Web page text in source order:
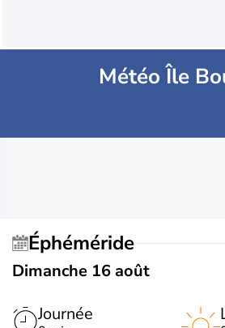
Météo Île
Éphéméride
Dimanche 16 août
Journée